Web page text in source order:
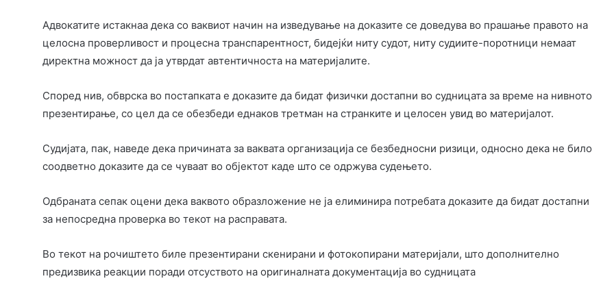
Адвокатите истакнаа дека со ваквиот начин на изведување на доказите се доведува во прашање правото на
целосна проверливост и процесна транспарентност, бидејќи ниту судот, ниту судиите-поротници немаат
директна можност да ја утврдат автентичноста на материјалите.
Според нив, обврска во постапката е доказите да бидат физички достапни во судницата за време на нивното
презентирање, со цел да се обезбеди еднаков третман на странките и целосен увид во материјалот.
Судијата, пак, наведе дека причината за ваквата организација се безбедносни ризици, односно дека не било
соодветно доказите да се чуваат во објектот каде што се одржува судењето.
Одбраната сепак оцени дека ваквото образложение не ја елиминира потребата доказите да бидат достапни
за непосредна проверка во текот на расправата.
Во текот на рочиштето биле презентирани скенирани и фотокопирани материјали, што дополнително
предизвика реакции поради отсуството на оригиналната документација во судницата